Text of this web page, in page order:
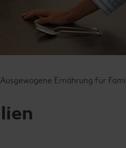
Ausgewogene Ernährung für